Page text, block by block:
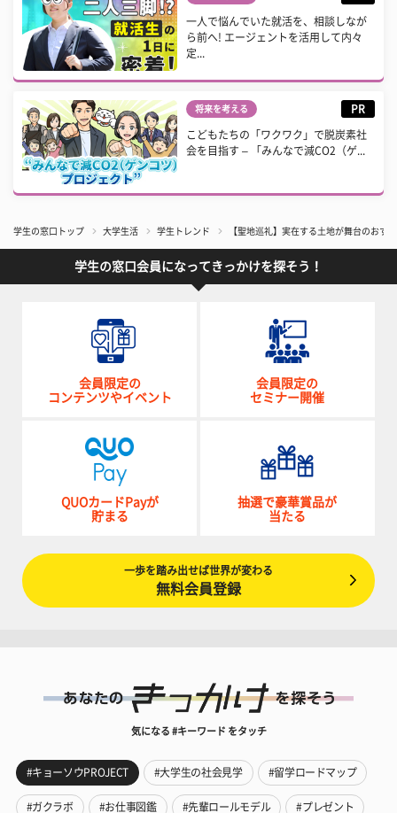
一人で悩んでいた就活を、相談しなが
ら前へ! エージェントを活用して内々
定...
将来を考える PR
こどもたちの「ワクワク」で脱炭素社
会を目指す – 「みんなで減CO2（ゲ...
学生の窓口トップ 大学生活 学生トレンド 【聖地巡礼】実在する土地が舞台のおす
学生の窓口会員になってきっかけを探そう！
会員限定の
コンテンツやイベント
会員限定の
セミナー開催
QUOカードPayが
貯まる
抽選で豪華賞品が
当たる
一歩を踏み出せば世界が変わる
無料会員登録
気になる #キーワード をタッチ
#キョーソウPROJECT #大学生の社会見学 #留学ロードマップ
#ガクラボ #お仕事図鑑 #先輩ロールモデル #プレゼント